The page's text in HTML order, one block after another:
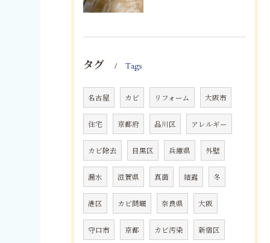
タグ Tags
名古屋 カビ リフォーム 大阪市
住宅 京都府 品川区 アレルギー
カビ除去 目黒区 兵庫県 外壁
漏水 滋賀県 真菌 結露 冬
港区 カビ問題 奈良県 大阪
守口市 京都 カビ汚染 新宿区